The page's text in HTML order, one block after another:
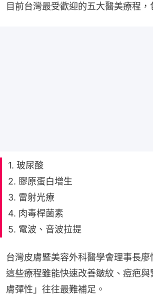
目前台灣最受歡迎的五大醫美療程，
1. 玻尿酸
2. 膠原蛋白增生
3. 雷射光療
4. 肉毒桿菌素
5. 電波、音波拉提
台灣皮膚暨美容外科醫學會理事長廖
這些療程雖能快速改善皺紋、痘疤
膚彈性」往往最難補足。